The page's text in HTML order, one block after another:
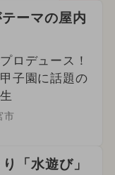
ーマの屋内
ロデュース！
子園に話題の
市
「水遊び」